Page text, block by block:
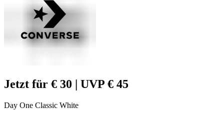
Jetzt für € 30 | UVP € 45
Day One Classic White